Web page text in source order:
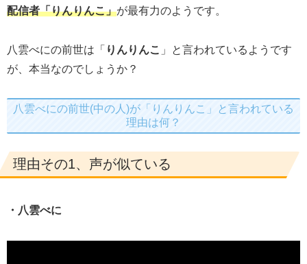
配信者「りんりんこ」が最有力のようです。
八雲べにの前世は「 りんりんこ 」と言われているようです
が、本当なのでしょうか？
八雲べにの前世(中の人)が「りんりんこ」と言われている
理由は何？
理由その1、声が似ている
・八雲べに